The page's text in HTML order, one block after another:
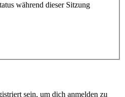
während dieser Sitzung
sein, um dich anmelden zu